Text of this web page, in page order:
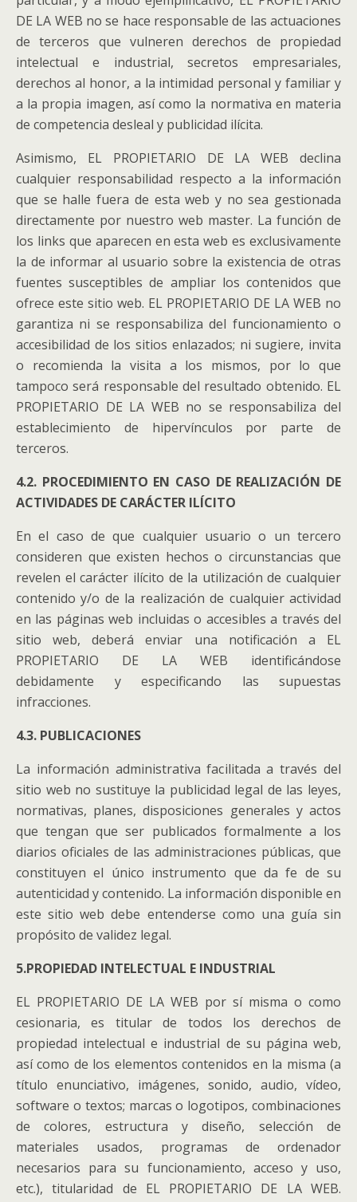
DE LA WEB no se hace responsable de las actuaciones
de terceros que vulneren derechos de propiedad
intelectual e industrial, secretos empresariales,
derechos al honor, a la intimidad personal y familiar y
a la propia imagen, así como la normativa en materia
de competencia desleal y publicidad ilícita.
Asimismo, EL PROPIETARIO DE LA WEB declina
cualquier responsabilidad respecto a la información
que se halle fuera de esta web y no sea gestionada
directamente por nuestro web master. La función de
los links que aparecen en esta web es exclusivamente
la de informar al usuario sobre la existencia de otras
fuentes susceptibles de ampliar los contenidos que
ofrece este sitio web. EL PROPIETARIO DE LA WEB no
garantiza ni se responsabiliza del funcionamiento o
accesibilidad de los sitios enlazados; ni sugiere, invita
o recomienda la visita a los mismos, por lo que
tampoco será responsable del resultado obtenido. EL
PROPIETARIO DE LA WEB no se responsabiliza del
establecimiento de hipervínculos por parte de
terceros.
4.2. PROCEDIMIENTO EN CASO DE REALIZACIÓN DE
ACTIVIDADES DE CARÁCTER ILÍCITO
En el caso de que cualquier usuario o un tercero
consideren que existen hechos o circunstancias que
revelen el carácter ilícito de la utilización de cualquier
contenido y/o de la realización de cualquier actividad
en las páginas web incluidas o accesibles a través del
sitio web, deberá enviar una notificación a EL
PROPIETARIO DE LA WEB identificándose
debidamente y especificando las supuestas
infracciones.
4.3. PUBLICACIONES
La información administrativa facilitada a través del
sitio web no sustituye la publicidad legal de las leyes,
normativas, planes, disposiciones generales y actos
que tengan que ser publicados formalmente a los
diarios oficiales de las administraciones públicas, que
constituyen el único instrumento que da fe de su
autenticidad y contenido. La información disponible en
este sitio web debe entenderse como una guía sin
propósito de validez legal.
5.PROPIEDAD INTELECTUAL E INDUSTRIAL
EL PROPIETARIO DE LA WEB por sí misma o como
cesionaria, es titular de todos los derechos de
propiedad intelectual e industrial de su página web,
así como de los elementos contenidos en la misma (a
título enunciativo, imágenes, sonido, audio, vídeo,
software o textos; marcas o logotipos, combinaciones
de colores, estructura y diseño, selección de
materiales usados, programas de ordenador
necesarios para su funcionamiento, acceso y uso,
etc.), titularidad de EL PROPIETARIO DE LA WEB.